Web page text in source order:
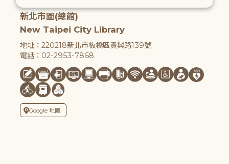
新北市圖(總館)
New Taipei City Library
地址：220218新北市板橋區貴興路139號
電話：02-2953-7868
Google 地圖